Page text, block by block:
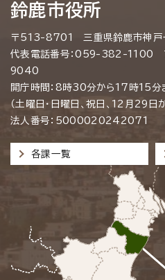
鈴鹿市役所
〒513-8701 三重県鈴鹿市神戸
代表電話番号：059-382-1100
9040
開庁時間：8時30分から17時15分
（土曜日・日曜日、祝日、12月29日
法人番号：5000020242071
各課一覧